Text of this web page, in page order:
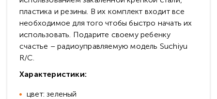
пластика и резины. В их комплект входит все
необходимое для того чтобы быстро начать их
использовать. Подарите своему ребенку
счастье – радиоуправляемую модель Suchiyu
R/C.
Характеристики:
цвет: зеленый